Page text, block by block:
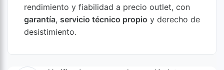
rendimiento y fiabilidad a precio outlet, con
garantía, servicio técnico propio y derecho de
desistimiento.